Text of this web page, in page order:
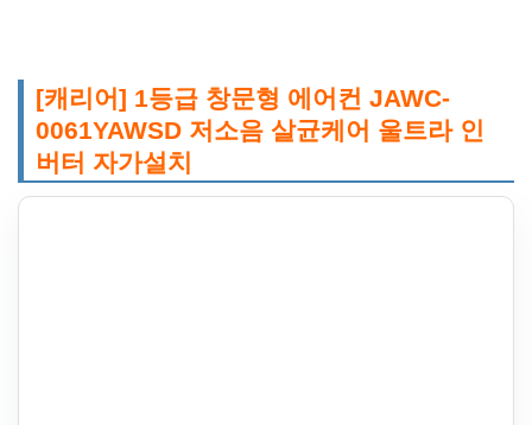
[캐리어] 1등급 창문형 에어컨 JAWC-
0061YAWSD 저소음 살균케어 울트라 인
버터 자가설치